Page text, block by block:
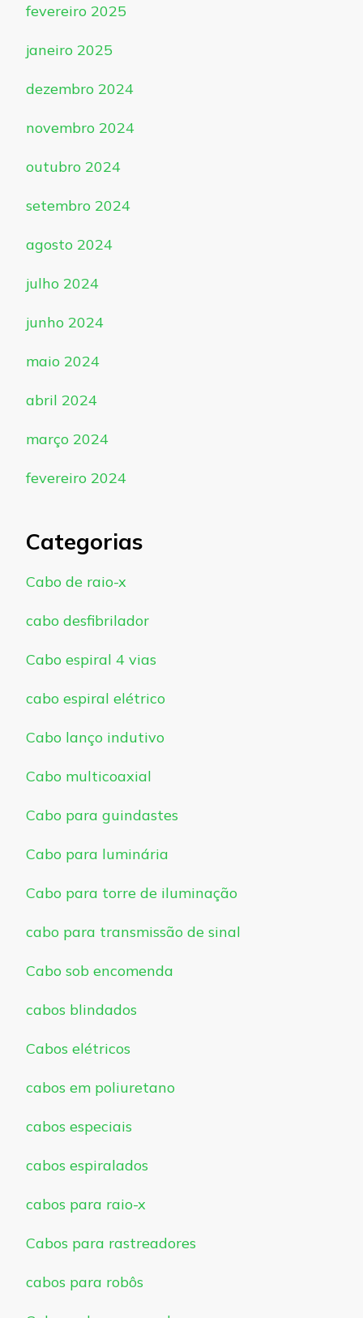
fevereiro 2025
janeiro 2025
dezembro 2024
novembro 2024
outubro 2024
setembro 2024
agosto 2024
julho 2024
junho 2024
maio 2024
abril 2024
março 2024
fevereiro 2024
Categorias
Cabo de raio-x
cabo desfibrilador
Cabo espiral 4 vias
cabo espiral elétrico
Cabo lanço indutivo
Cabo multicoaxial
Cabo para guindastes
Cabo para luminária
Cabo para torre de iluminação
cabo para transmissão de sinal
Cabo sob encomenda
cabos blindados
Cabos elétricos
cabos em poliuretano
cabos especiais
cabos espiralados
cabos para raio-x
Cabos para rastreadores
cabos para robôs